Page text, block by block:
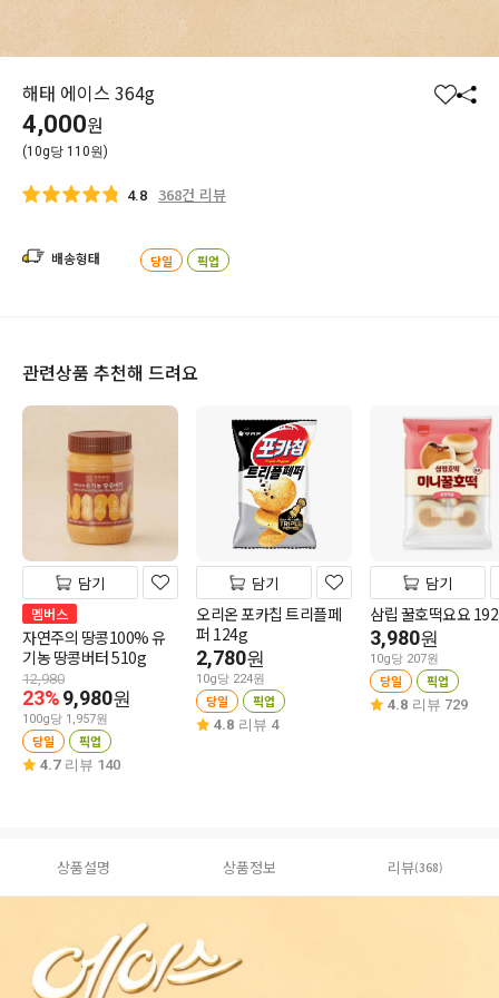
해태 에이스 364g
찜 공
4,000원
(10g당 110원)
4.8 368건 리뷰
배송형태 당일 픽업
관련상품 추천해 드려요
담기
멤버스
자연주의 땅콩100% 유
기농 땅콩버터 510g
12,980
23%9,980원
100g당 1,957원
당일 픽업
4.7 리뷰 140
담기
오리온 포카칩 트리플페
퍼 124g
2,780원
10g당 224원
당일 픽업
4.8 리뷰 4
담기
삼립 꿀호떡요요
3,980원
10g당 207원
당일 픽업
4.8 리뷰 729
상품설명 상품정보 리뷰(368)